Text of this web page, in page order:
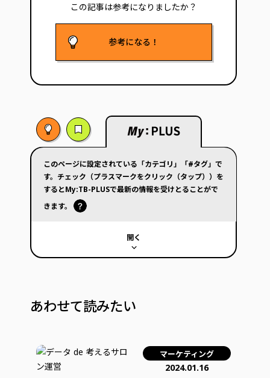
この記事は参考になりましたか？
参考になる！
このページに設定されている「カテゴリ」「#タグ」で
す。チェック（プラスマークをクリック（タップ））を
するとMy:TB-PLUSで最新の情報を受けとることがで
きます。
開く
あわせて読みたい
マーケティング
2024.01.16